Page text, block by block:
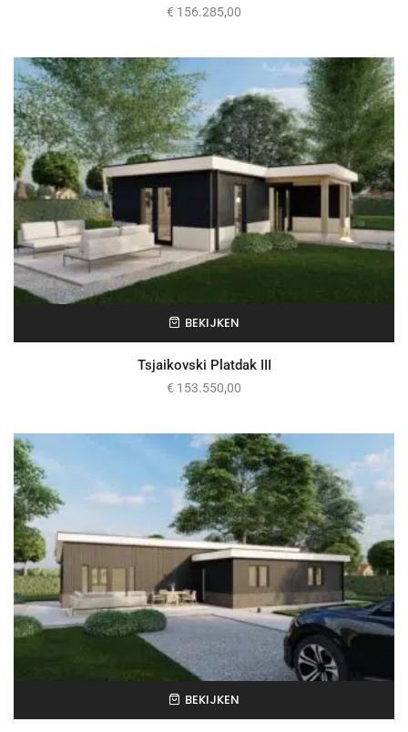
€ 156.285,00
BEKIJKEN
Tsjaikovski Platdak III
€ 153.550,00
BEKIJKEN